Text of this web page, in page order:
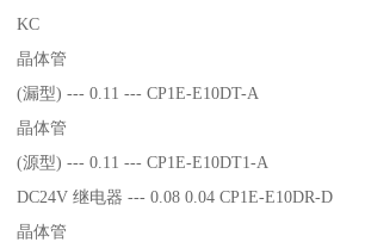
KC
晶体管
(漏型) --- 0.11 --- CP1E-E10DT-A
晶体管
(源型) --- 0.11 --- CP1E-E10DT1-A
DC24V 继电器 --- 0.08 0.04 CP1E-E10DR-D
晶体管